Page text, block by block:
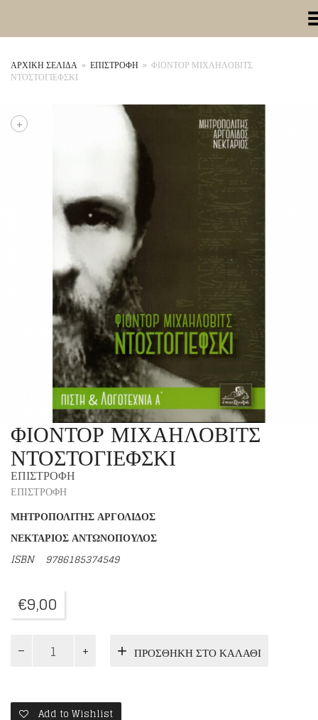
Toggle
ΑΡΧΙΚΉ ΣΕΛΊΔΑ » ΕΠΙΣΤΡΟΦΗ » ΦΙΟΝΤΟΡ ΜΙΧΑΗΛΟΒΙΤΣ
ΝΤΟΣΤΟΓΙΕΦΣΚΙ
+
ΦΙΟΝΤΟΡ ΜΙΧΑΗΛΟΒΙΤΣ
ΝΤΟΣΤΟΓΙΕΦΣΚΙ
ΕΠΙΣΤΡΟΦΗ
ΕΠΙΣΤΡΟΦΗ
ΜΗΤΡΟΠΟΛΙΤΗΣ ΑΡΓΟΛΙΔΟΣ
ΝΕΚΤΑΡΙΟΣ ΑΝΤΩΝΟΠΟΥΛΟΣ
ISBN
9786185374549
€9,00
ΜΙΧΑΗΛΟΒΙΤΣ
ΠΡΟΣΘΉΚΗ ΣΤΟ ΚΑΛΆΘΙ
Add to Wishlist